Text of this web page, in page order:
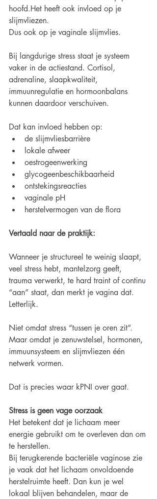
hoofd.Het heeft ook invloed op je
slijmvliezen.
Dus ook op je vaginale slijmvlies.
Bij langdurige stress staat je systeem
vaker in de actiestand. Cortisol,
adrenaline, slaapkwaliteit,
immuunregulatie en hormoonbalans
kunnen daardoor verschuiven.
Dat kan invloed hebben op:
de slijmvliesbarrière
lokale afweer
oestrogeenwerking
glycogeenbeschikbaarheid
ontstekingsreacties
vaginale pH
herstelvermogen van de flora
Vertaald naar de praktijk:
Wanneer je structureel te weinig slaapt,
veel stress hebt, mantelzorg geeft,
trauma verwerkt, te hard traint of continu
“aan” staat, dan merkt je vagina dat.
Letterlijk.
Niet omdat stress “tussen je oren zit”.
Maar omdat je zenuwstelsel, hormonen,
immuunsysteem en slijmvliezen één
netwerk vormen.
Dat is precies waar kPNI over gaat.
Stress is geen vage oorzaak
Het betekent dat je lichaam meer
energie gebruikt om te overleven dan om
te herstellen.
Bij terugkerende bacteriële vaginose zie
je vaak dat het lichaam onvoldoende
herstelruimte heeft. Dan kun je wel
lokaal blijven behandelen, maar de